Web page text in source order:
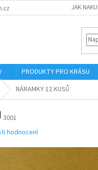
JAK
PRODUKTY PRO KRÁSU
NÁRAMKY 12 KUSŮ
3001
hodnocení